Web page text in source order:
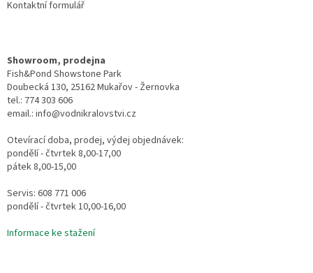
Kontaktní formulář
Showroom, prodejna
Fish&Pond Showstone Park
Doubecká 130, 25162 Mukařov - Žernovka
tel.: 774 303 606
email.: info@vodnikralovstvi.cz
Otevírací doba, prodej, výdej objednávek:
pondělí - čtvrtek 8,00-17,00
pátek 8,00-15,00
Servis: 608 771 006
pondělí - čtvrtek 10,00-16,00
Informace ke stažení